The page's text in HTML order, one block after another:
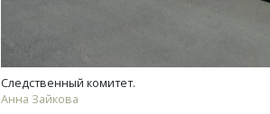
Следственный комитет.
Анна Зайкова
земли. Мощение
плитами становится новым